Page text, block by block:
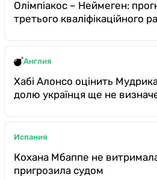
Олімпіакос – Неймеген:
третього кваліфікаційного
Англия
Хабі Алонсо оцінить
долю українця ще не
Испания
Кохана Мбаппе не
пригрозила судом